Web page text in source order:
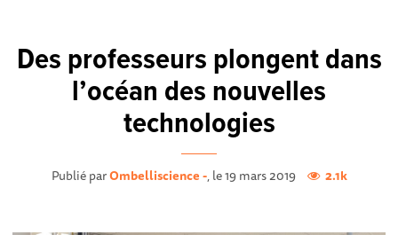
Des professeurs plongent dans
l’océan des nouvelles
technologies
Publié parOmbelliscience -, le 19 mars 2019 2.1k